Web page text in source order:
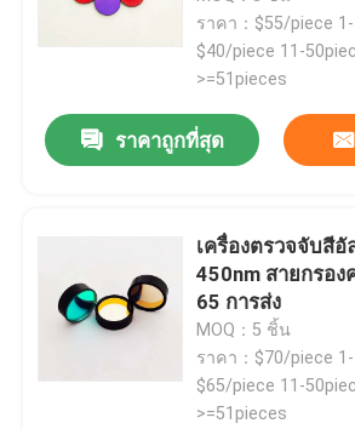
บ้าน
ราคา：$55/piece
$40/piece 11-
>=51pieces
ราคาถูกที่สุด
เครื่องตรวจจับสีอั
450nm สายกรอ
65 การส่ง
MOQ：5 ชิ้น
ราคา：$70/piece
$65/piece 11-
>=51pieces